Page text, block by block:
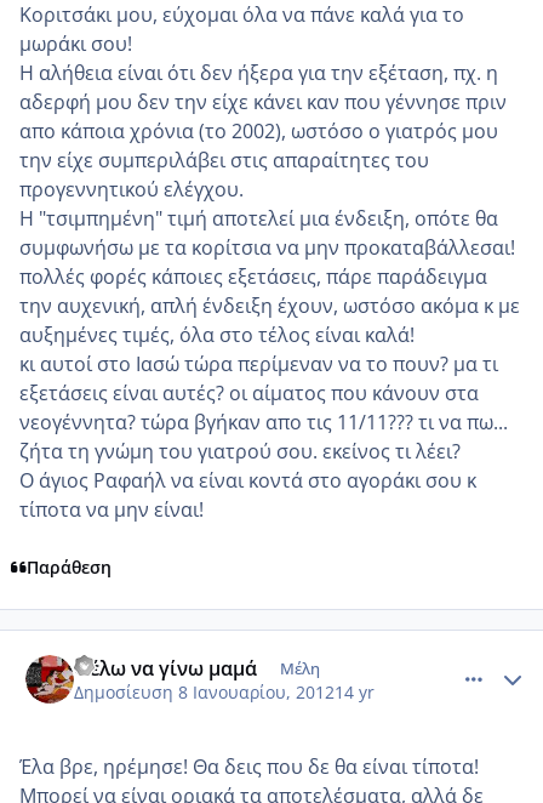
Κοριτσάκι μου, εύχομαι όλα να πάνε καλά για το
μωράκι σου!
Η αλήθεια είναι ότι δεν ήξερα για την εξέταση, πχ. η
αδερφή μου δεν την είχε κάνει καν που γέννησε πριν
απο κάποια χρόνια (το 2002), ωστόσο ο γιατρός μου
την είχε συμπεριλάβει στις απαραίτητες του
προγεννητικού ελέγχου.
Η "τσιμπημένη" τιμή αποτελεί μια ένδειξη, οπότε θα
συμφωνήσω με τα κορίτσια να μην προκαταβάλλεσαι!
πολλές φορές κάποιες εξετάσεις, πάρε παράδειγμα
την αυχενική, απλή ένδειξη έχουν, ωστόσο ακόμα κ με
αυξημένες τιμές, όλα στο τέλος είναι καλά!
κι αυτοί στο Ιασώ τώρα περίμεναν να το πουν? μα τι
εξετάσεις είναι αυτές? οι αίματος που κάνουν στα
νεογέννητα? τώρα βγήκαν απο τις 11/11??? τι να πω...
ζήτα τη γνώμη του γιατρού σου. εκείνος τι λέει?
Ο άγιος Ραφαήλ να είναι κοντά στο αγοράκι σου κ
τίποτα να μην είναι!
Παράθεση
Θέλω να γίνω μαμά Μέλη
Δημοσίευση 8 Ιανουαρίου, 201214 yr
Έλα βρε, ηρέμησε! Θα δεις που δε θα είναι τίποτα!
Μπορεί να είναι οριακά τα αποτελέσματα, αλλά δε